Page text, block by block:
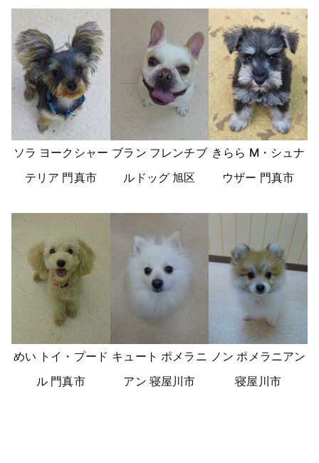
ソラ ヨークシャー
テリア 門真市
ブラン フレンチブ
ルドッグ 旭区
きらら M・シュナ
ウザー 門真市
めい トイ・プード
ル 門真市
キュート ポメラニ
アン 寝屋川市
ノン ポメラニアン
寝屋川市